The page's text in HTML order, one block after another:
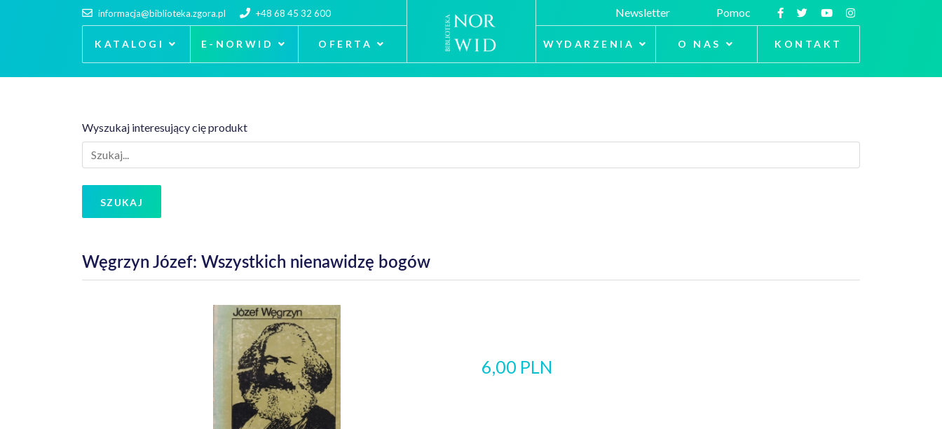
informacja@biblioteka.zgora.pl +48 68 45 32 600
KATALOGI E-NORWID OFERTA
Newsletter Pomoc
WYDARZENIA O NAS KONTAKT
Wyszukaj interesujący cię produkt
SZUKAJ
Węgrzyn Józef: Wszystkich nienawidzę bogów
6,00 PLN